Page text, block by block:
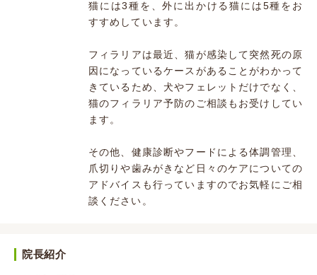
猫には3種を、外に出かける猫には5種をお
すすめしています。
フィラリアは最近、猫が感染して突然死の原
因になっているケースがあることがわかって
きているため、犬やフェレットだけでなく、
猫のフィラリア予防のご相談もお受けしてい
ます。
その他、健康診断やフードによる体調管理、
爪切りや歯みがきなど日々のケアについての
アドバイスも行っていますのでお気軽にご相
談ください。
院長紹介